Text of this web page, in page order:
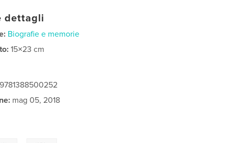
dettagli
Biografie e memorie
15×23 cm
mag 05, 2018